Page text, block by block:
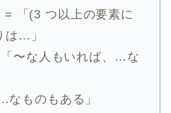
「(3 つ以上の要素に
は…」
〜な人もいれば、…な
ものもある」